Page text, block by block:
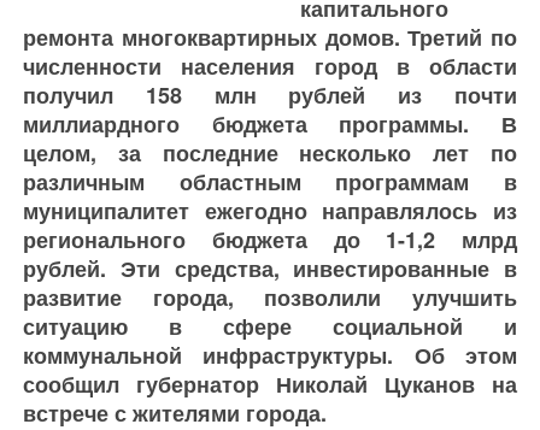
капитального
ремонта многоквартирных домов. Третий по
численности населения город в области
получил 158 млн рублей из почти
миллиардного бюджета программы. В
целом, за последние несколько лет по
различным областным программам в
муниципалитет ежегодно направлялось из
регионального бюджета до 1-1,2 млрд
рублей. Эти средства, инвестированные в
развитие города, позволили улучшить
ситуацию в сфере социальной и
коммунальной инфраструктуры. Об этом
сообщил губернатор Николай Цуканов на
встрече с жителями города.